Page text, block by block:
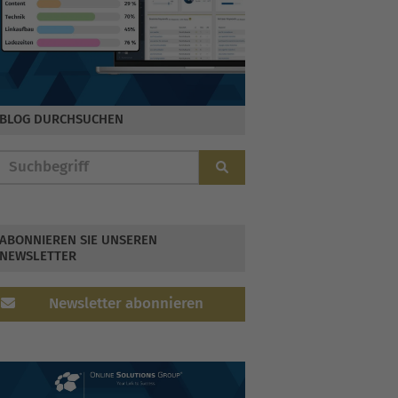
BLOG DURCHSUCHEN
ABONNIEREN SIE UNSEREN
NEWSLETTER
Newsletter abonnieren